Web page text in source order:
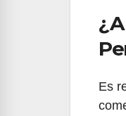
Es